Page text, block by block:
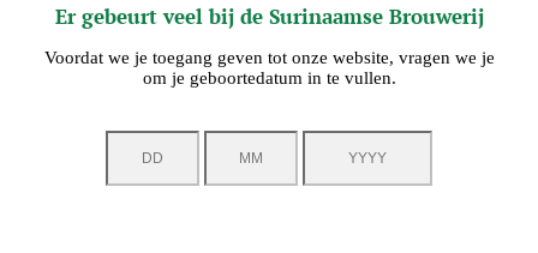
Er gebeurt veel bij de Surinaamse Brouwerij
Voordat we je toegang geven tot onze website, vragen we je
om je geboortedatum in te vullen.